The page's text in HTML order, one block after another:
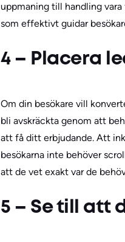
uppmaning till handling
som effektivt guidar
4 – Placera
Om din besökare vill
bli avskräckta genom att
att få ditt erbjudande. Att
besökarna inte behöver
att de vet exakt var de
5 – Se till att